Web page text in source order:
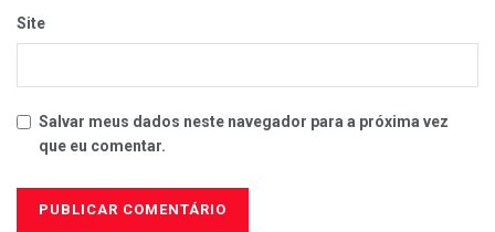
Site
Salvar meus dados neste navegador para a próxima vez
que eu comentar.